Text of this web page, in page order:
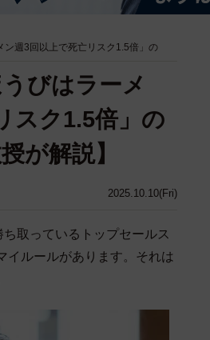
週3回以上で死亡リスク1.5倍」の
2025.10.10(Fri)
びはラーメ
スク1.5倍」の
が解説】
取っているトップセールス
イルールがあります。それは